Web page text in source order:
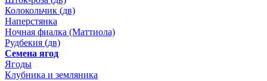
Колокольчик (дв)
Наперстянка
Ночная фиалка (Маттиола)
Рудбекия (дв)
Семена ягод
Ягоды
Клубника и земляника